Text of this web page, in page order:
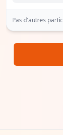
Pas d'autres